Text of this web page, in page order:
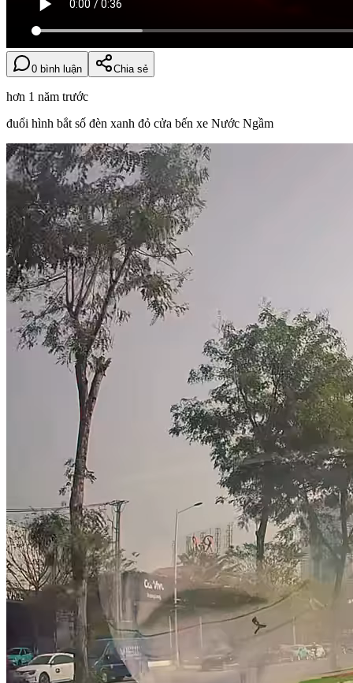
0 bình luận Chia sẻ
hơn 1 năm trước
đuổi hình bắt số đèn xanh đỏ cửa bến xe Nước Ngầm